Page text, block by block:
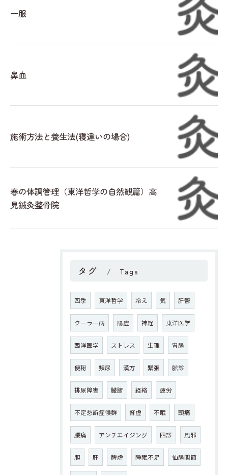
一服
鼻血
施術方法と養生法(寝違いの場合)
春の体調管理（東洋哲学の自然観篇）高
見鍼灸整骨院
タグ Tags
四季 東洋哲学 冷え 気 肝鬱
クーラー病 陽虚 神経 東洋医学
西洋医学 ストレス 生理 胃腸
便秘 頻尿 漢方 緊張 脈診
排尿障害 臓腑 経絡 疲労
不定愁訴症候群 腎虚 不眠 頭痛
腰痛 アンチエイジング 四診 風邪
胆 肝 脾虚 睡眠不足 仙腸関節